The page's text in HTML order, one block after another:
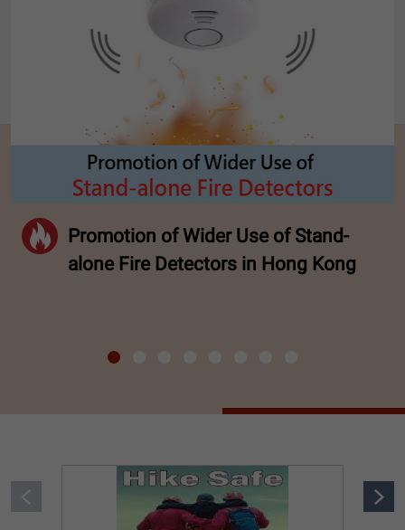
Promotion of Wider Use of Stand-
alone Fire Detectors in Hong Kong